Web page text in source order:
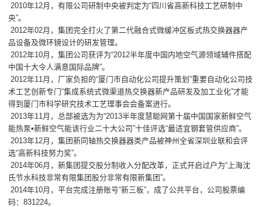
2010年12月，有限公司研制中央被判定为“四川省高新科技工艺研制中
央”。
2012年02月，集团完全打火了第二代融合式微缓冲区板式热交换器器产
品设备及微环镜设计的研发管理。
2012年10月，集团公司获评为“2012半年度中国内地空气源领域辅件搭配
中国十大令人满意国际品牌”。
2012年11月，厂家负担的“厦门市自动化公司提升策划”重要自动化公司技
术工艺创新专门“集成系统式微渠道热交换器新产品研发及加工业化”才能
得到厦门市科学研究技术工艺理事会会备案进行。
2013年11月，总部被选为为“2013半年度慧聪网第十届中国国家新鲜空气
能热泵•新鲜空气能该行业二十大公司”十佳评选“最适宜钢套管供应商”。
2013年12月，集团新同轴热交换器器类产品被神州全省深圳业联和会评
选“高新科技努力奖”。
2014年06月，新集团提交股分制收入分配改革，正式开启过户为“上海沈
氏节水科技非常有限集团股分非常有限新集团”。
2014年10月，平台完成注册账号“新三板”，成了公共平台，公司股票编
码：831224。